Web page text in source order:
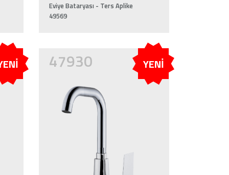
Eviye Bataryası - Ters Aplike
49569
47930 YENİ